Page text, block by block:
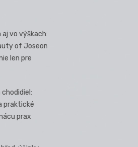
aj vo výškach:
of Joseon
len pre
praktické
prax